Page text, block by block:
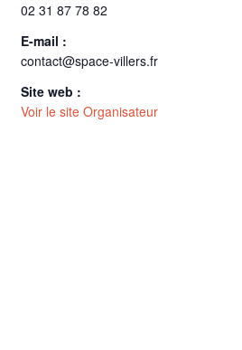
02 31 87 78 82
E-mail :
contact@space-villers.fr
Site web :
Voir le site Organisateur